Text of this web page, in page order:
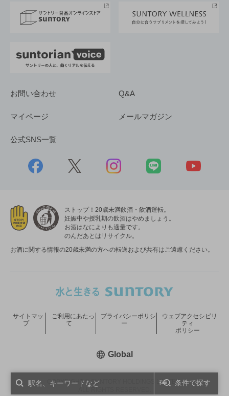
条件で探す
採用情報
お問い合わせ Q&A
マイページ メールマガジン
公式SNS一覧
ストップ！20歳未満飲酒・飲酒運転。
妊娠中や授乳期の飲酒はやめましょう。
お酒はなによりも適量です。
のんだあとはリサイクル。
お酒に関する情報の20歳未満の方への転送および共有はご遠慮ください。
COPYRIGHT © SUNTORY HOLDINGS LIMITED.
サイトマッ
プ
ご利用にあたっ
て
プライバシーポリシ
ー
ウェブアクセシビリ
ティ
ポリシー
Global新しいウィンドウで開く